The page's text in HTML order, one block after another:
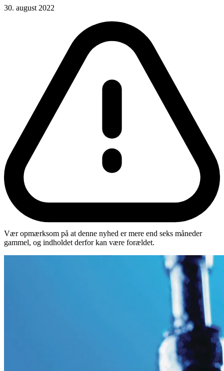
30. august 2022
Vær opmærksom på at denne nyhed er mere end seks måneder
gammel, og indholdet derfor kan være forældet.